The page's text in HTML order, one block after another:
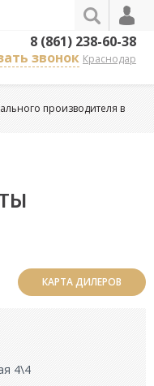
8 (861) 238-60-38
звонок Краснодар
производителя в
КАРТА ДИЛЕРОВ
4\4